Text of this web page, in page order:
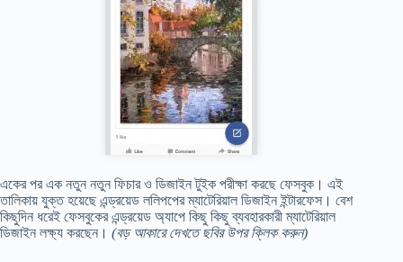
একের পর এক নতুন নতুন ফিচার ও ডিজাইন টুইক পরীক্ষা করছে ফেসবুক। এই
তালিকায় যুক্ত হয়েছে এন্ড্রয়েড ললিপপের ম্যাটেরিয়াল ডিজাইন ইন্টারফেস। বেশ
কিছুদিন ধরেই ফেসবুকের এন্ড্রয়েড অ্যাপে কিছু কিছু ব্যবহারকারী ম্যাটেরিয়াল
ডিজাইন লক্ষ্য করছেন। (বড় আকারে দেখতে ছবির উপর ক্লিক করুন)